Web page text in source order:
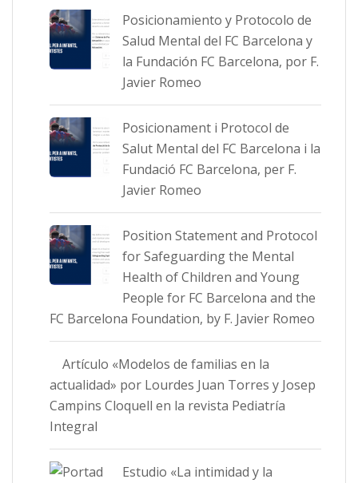
Posicionamiento y Protocolo de
Salud Mental del FC Barcelona y
la Fundación FC Barcelona, por F.
Javier Romeo
Posicionament i Protocol de
Salut Mental del FC Barcelona i la
Fundació FC Barcelona, per F.
Javier Romeo
Position Statement and Protocol
for Safeguarding the Mental
Health of Children and Young
People for FC Barcelona and the
FC Barcelona Foundation, by F. Javier Romeo
Artículo «Modelos de familias en la
actualidad» por Lourdes Juan Torres y Josep
Campins Cloquell en la revista Pediatría
Integral
Estudio «La intimidad y la